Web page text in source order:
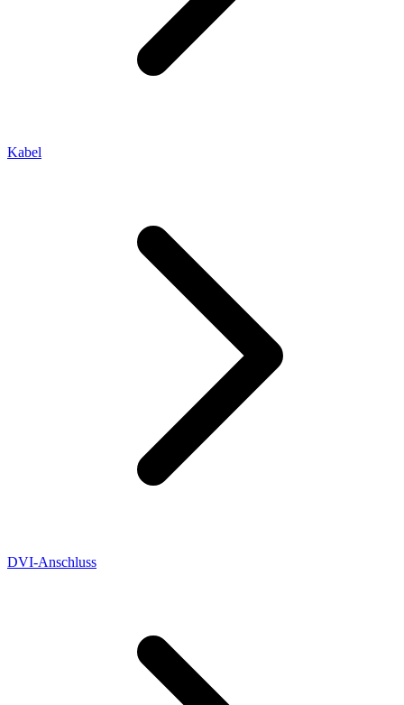
Kabel
DVI-Anschluss